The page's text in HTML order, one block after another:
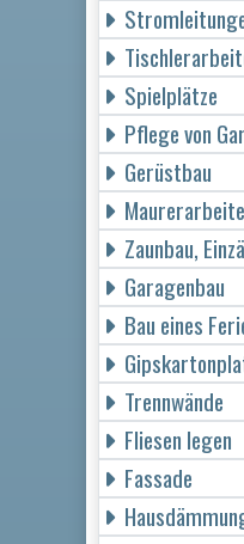
Spielplätze
Pflege von
Gerüstbau
Zaunbau,
Garagenbau
Bau eines
Trennwände
Fliesen legen
Fassade